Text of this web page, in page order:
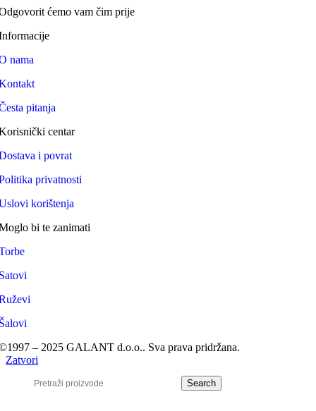
ćemo vam čim prije
nama
pitanja
centar
i povrat
privatnosti
korištenja
bi te zanimati
– 2025 GALANT d.o.o.. Sva prava pridržana.
Zatvori
Search